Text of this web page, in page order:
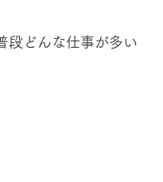
段どんな仕事が多い